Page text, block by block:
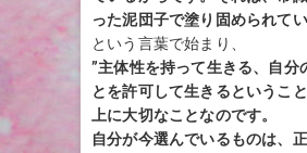
った泥団子で塗り固められて
という言葉で始まり、
”主体性を持って生きる、自分
とを許可して生きるというこ
上に大切なことなのです。
自分が今選んでいるものは、